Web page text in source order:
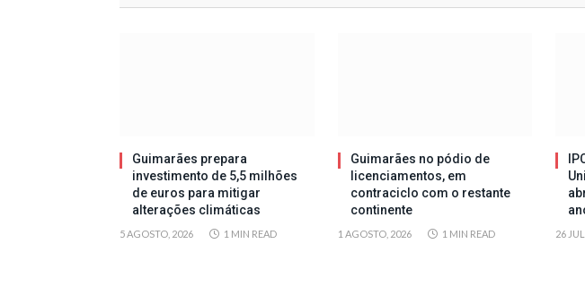
Guimarães prepara
investimento de 5,5 milhões
de euros para mitigar
alterações climáticas
5 AGOSTO, 2026 1 MIN READ
Guimarães no pódio de
licenciamentos, em
contraciclo com o restante
continente
1 AGOSTO, 2026 1 MIN READ 26